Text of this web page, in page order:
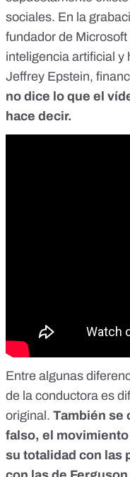
sociales. En la
fundador de
inteligencia artificial y
Jeffrey Epstein,
no dice lo que el
hace decir.
Entre algunas
de la conductora es
original. También se
falso, el
su totalidad con las